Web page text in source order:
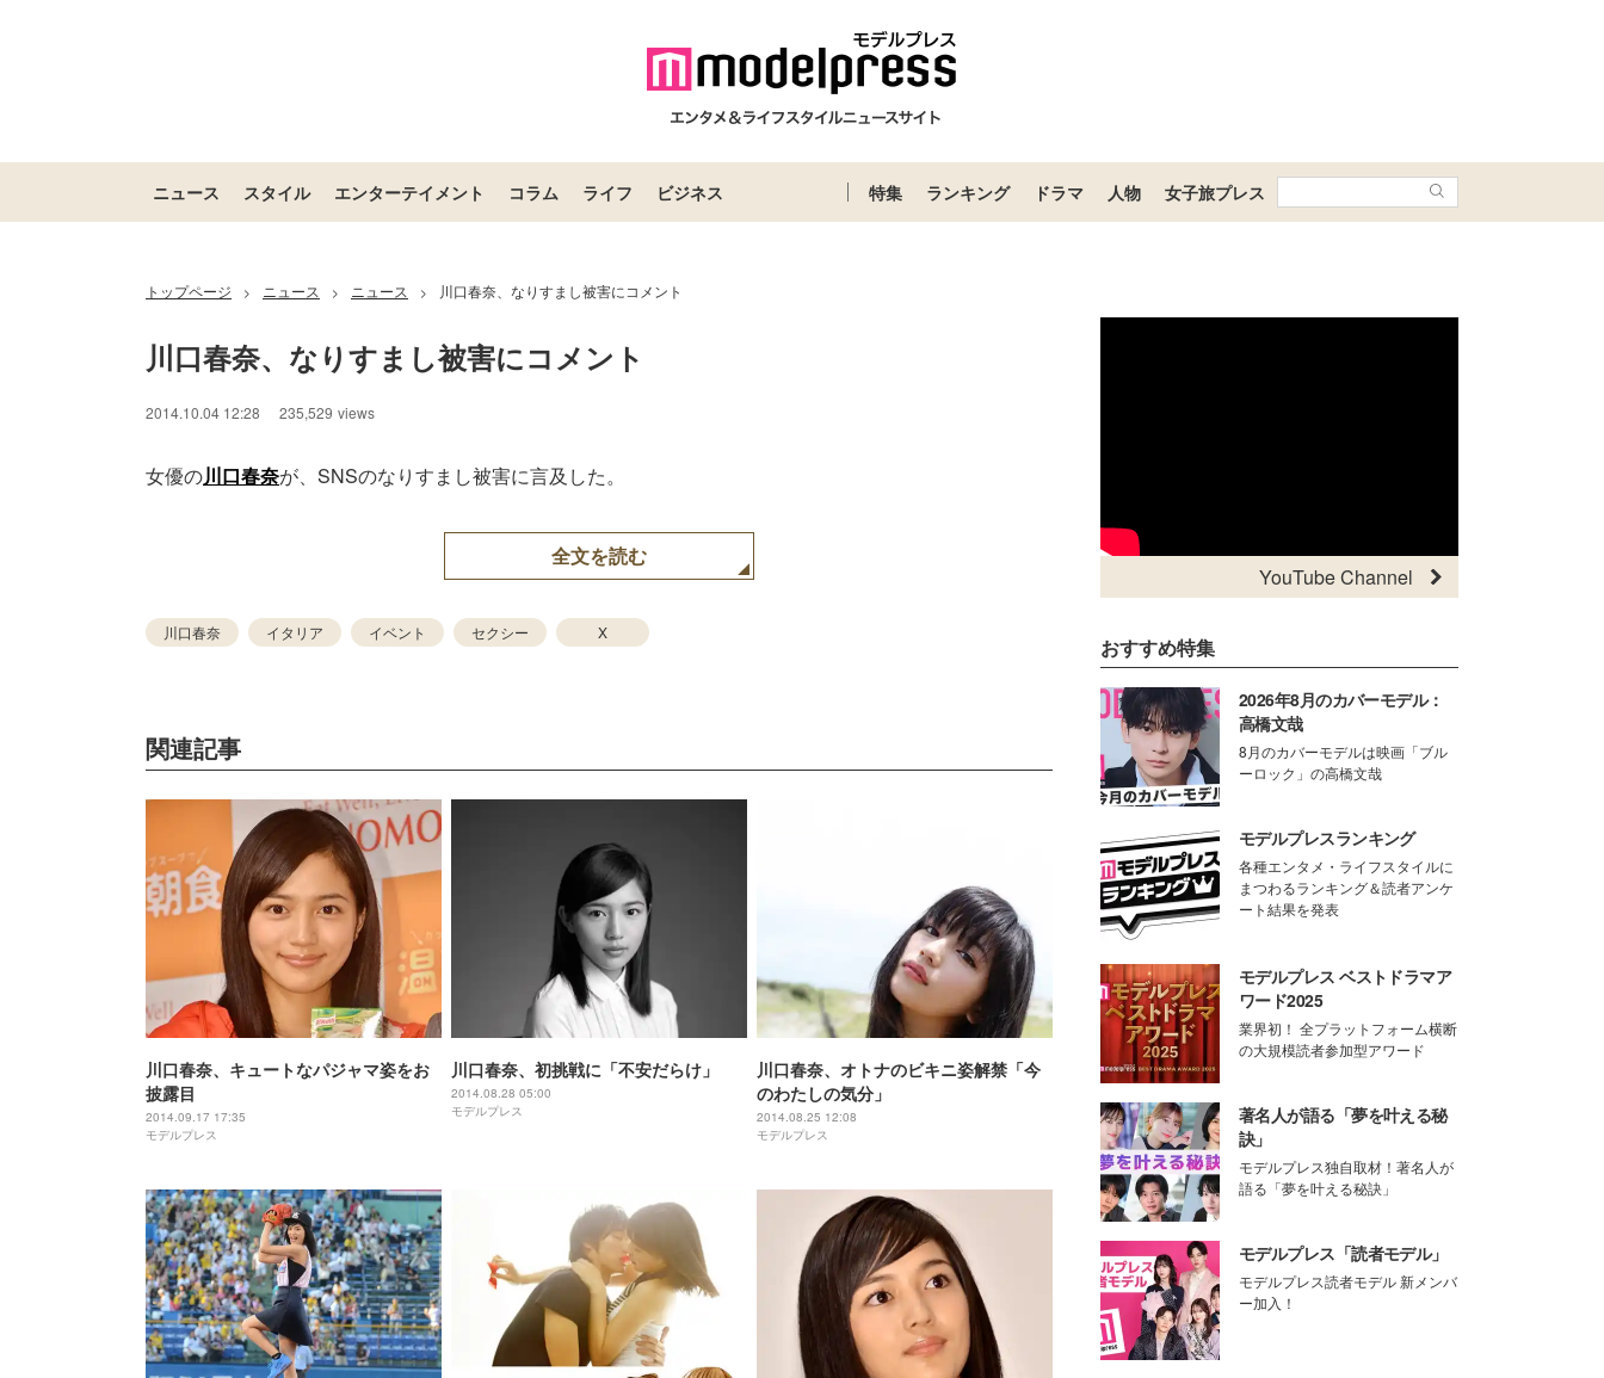
ニュース スタイル エンターテイメント コラム ライフ ビジネス 特集 ランキング ドラマ 人物 女子旅プレス
トップページ > ニュース > ニュース > 川口春奈、なりすまし被害にコメント
川口春奈、なりすまし被害にコメント
2014.10.04 12:28 235,529 views
女優の川口春奈が、SNSのなりすまし被害に言及した。
全文を読む
川口春奈 イタリア イベント セクシー X
関連記事
川口春奈、キュートなパジャマ姿をお
披露目
2014.09.17 17:35
モデルプレス
川口春奈、初挑戦に「不安だらけ」
2014.08.28 05:00
モデルプレス
川口春奈、オトナのビキニ姿解禁「今
のわたしの気分」
2014.08.25 12:08
モデルプレス
YouTube Channel
おすすめ特集
2026年8月のカバーモデル：
高橋文哉
8月のカバーモデルは映画「ブル
ーロック」の高橋文哉
モデルプレスランキング
各種エンタメ・ライフスタイルに
まつわるランキング＆読者アンケ
ート結果を発表
モデルプレス ベストドラマア
ワード2025
業界初！ 全プラットフォーム横断
の大規模読者参加型アワード
著名人が語る「夢を叶える秘
訣」
モデルプレス独自取材！著名人が
語る「夢を叶える秘訣」
モデルプレス「読者モデル」
モデルプレス読者モデル 新メンバ
ー加入！